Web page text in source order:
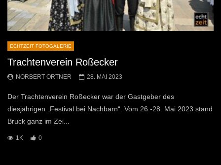
ECHTZEIT FOTOGALERIE
Trachtenverein Roßecker
NORBERT ORTNER 28. MAI 2023
Der Trachtenverein Roßecker war der Gastgeber des
diesjährigen „Festival bei Nachbarn“. Vom 26.-28. Mai 2023 stand
Bruck ganz im Zei...
1K 0